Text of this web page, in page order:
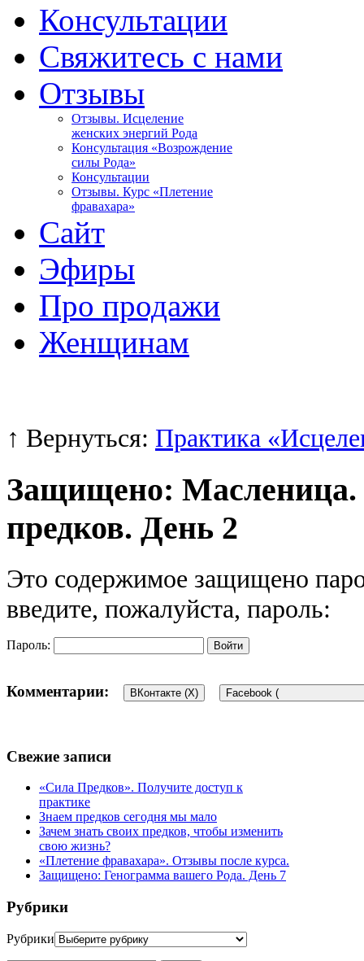
Консультации
Свяжитесь с нами
Отзывы
Отзывы. Исцеление
женских энергий Рода
Консультация «Возрождение
силы Рода»
Консультации
Отзывы. Курс «Плетение
фравахара»
Сайт
Эфиры
Про продажи
Женщинам
↑ Вернуться: Практика
Защищено:
предков. День 2
Это содержимое защищено
введите, пожалуйста, пароль:
Пароль:
Комментарии: ВКонтакте (X) Facebook (
Свежие записи
«Сила Предков». Получите доступ к
практике
Знаем предков сегодня мы мало
Зачем знать своих предков, чтобы изменить
свою жизнь?
«Плетение фравахара». Отзывы после курса.
Защищено: Генограмма вашего Рода. День 7
Рубрики
Рубрики